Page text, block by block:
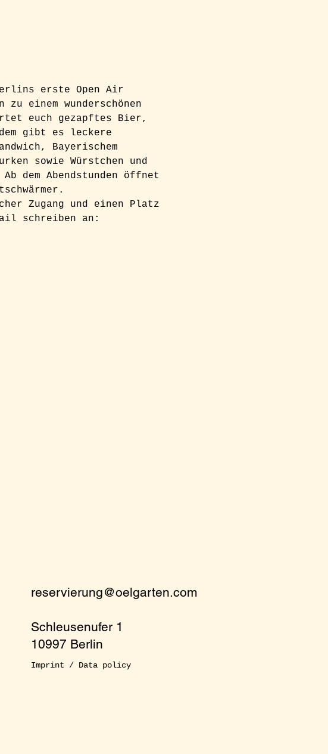
erste Open Air
einem wunderschönen
euch gezapftes Bier,
gibt es leckere
Bayerischem
sowie Würstchen und
Ab dem Abendstunden öffnet
Zugang und einen Platz
schreiben an:
reservierung@oelgarten.com
Schleusenufer 1
10997 Berlin
Imprint / Data policy